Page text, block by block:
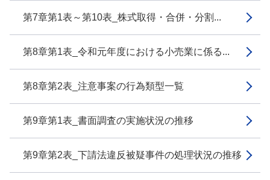
第7章第1表～第10表_株式取得・合併・分割...
第8章第1表_令和元年度における小売業に係る...
第8章第2表_注意事案の行為類型一覧
第9章第1表_書面調査の実施状況の推移
第9章第2表_下請法違反被疑事件の処理状況の推移